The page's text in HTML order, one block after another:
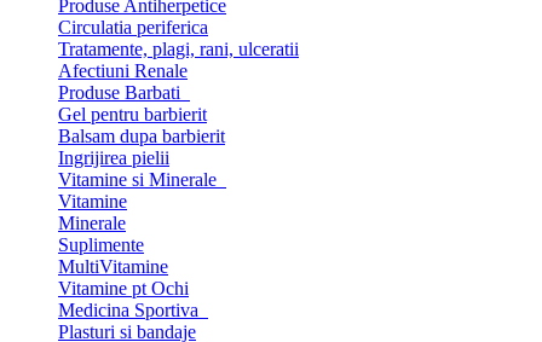
Produse Antiherpetice
Circulatia periferica
Tratamente, plagi, rani, ulceratii
Afectiuni Renale
Produse Barbati
Gel pentru barbierit
Balsam dupa barbierit
Ingrijirea pielii
Vitamine si Minerale
Vitamine
Minerale
Suplimente
MultiVitamine
Vitamine pt Ochi
Medicina Sportiva
Plasturi si bandaje